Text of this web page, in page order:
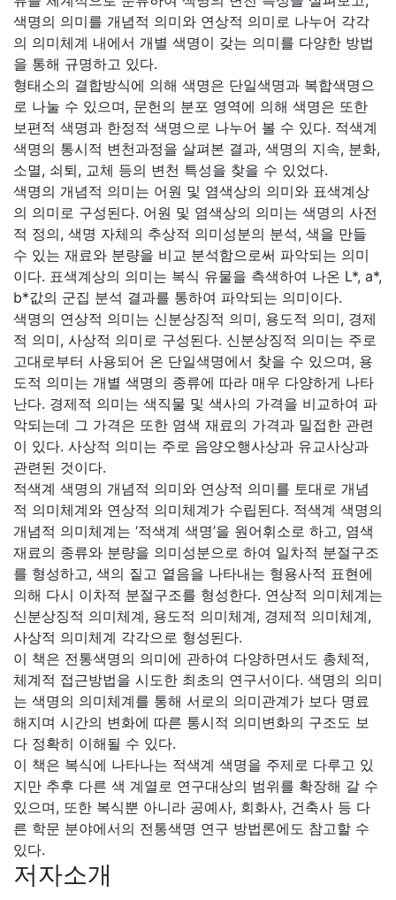
색명의 의미를 개념적 의미와 연상적 의미로 나누어 각각
의 의미체계 내에서 개별 색명이 갖는 의미를 다양한 방법
을 통해 규명하고 있다.
형태소의 결합방식에 의해 색명은 단일색명과 복합색명으
로 나눌 수 있으며, 문헌의 분포 영역에 의해 색명은 또한
보편적 색명과 한정적 색명으로 나누어 볼 수 있다. 적색계
색명의 통시적 변천과정을 살펴본 결과, 색명의 지속, 분화,
소멸, 쇠퇴, 교체 등의 변천 특성을 찾을 수 있었다.
색명의 개념적 의미는 어원 및 염색상의 의미와 표색계상
의 의미로 구성된다. 어원 및 염색상의 의미는 색명의 사전
적 정의, 색명 자체의 추상적 의미성분의 분석, 색을 만들
수 있는 재료와 분량을 비교 분석함으로써 파악되는 의미
이다. 표색계상의 의미는 복식 유물을 측색하여 나온 L*, a*,
b*값의 군집 분석 결과를 통하여 파악되는 의미이다.
색명의 연상적 의미는 신분상징적 의미, 용도적 의미, 경제
적 의미, 사상적 의미로 구성된다. 신분상징적 의미는 주로
고대로부터 사용되어 온 단일색명에서 찾을 수 있으며, 용
도적 의미는 개별 색명의 종류에 따라 매우 다양하게 나타
난다. 경제적 의미는 색직물 및 색사의 가격을 비교하여 파
악되는데 그 가격은 또한 염색 재료의 가격과 밀접한 관련
이 있다. 사상적 의미는 주로 음양오행사상과 유교사상과
관련된 것이다.
적색계 색명의 개념적 의미와 연상적 의미를 토대로 개념
적 의미체계와 연상적 의미체계가 수립된다. 적색계 색명의
개념적 의미체계는 ‘적색계 색명’을 원어휘소로 하고, 염색
재료의 종류와 분량을 의미성분으로 하여 일차적 분절구조
를 형성하고, 색의 짙고 옅음을 나타내는 형용사적 표현에
의해 다시 이차적 분절구조를 형성한다. 연상적 의미체계는
신분상징적 의미체계, 용도적 의미체계, 경제적 의미체계,
사상적 의미체계 각각으로 형성된다.
이 책은 전통색명의 의미에 관하여 다양하면서도 총체적,
체계적 접근방법을 시도한 최초의 연구서이다. 색명의 의미
는 색명의 의미체계를 통해 서로의 의미관계가 보다 명료
해지며 시간의 변화에 따른 통시적 의미변화의 구조도 보
다 정확히 이해될 수 있다.
이 책은 복식에 나타나는 적색계 색명을 주제로 다루고 있
지만 추후 다른 색 계열로 연구대상의 범위를 확장해 갈 수
있으며, 또한 복식뿐 아니라 공예사, 회화사, 건축사 등 다
른 학문 분야에서의 전통색명 연구 방법론에도 참고할 수
있다.
저자소개